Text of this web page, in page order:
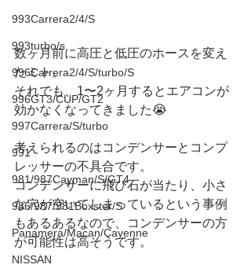
993Carrera2/4/S
993turbo/s
996Carrera2/4/S/turbo/S
996GT3/CUP/GT2
997Carrera/S/turbo
991
981/987Cayman/S/GT4
986/987/981Boxster/S
Panamera/Macan/Cayenne
NISSAN
数ヶ月前に高圧と低圧のホースを変え
たミト。
それでも、1〜2ヶ月するとエアコンが
効かなくなってきました😭
考えられるのはコンデンサーとコンプ
レッサーの不具合です。
コンデンサーに飛び石が当たり、小さ
な穴が空いてしまっているという事例
もあるあるなので、コンデンサーの方
が可能性は高そうです。